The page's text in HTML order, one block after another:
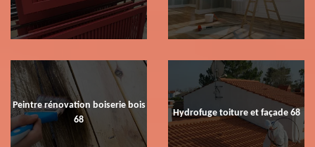
Peintre rénovation boiserie bois
68
Hydrofuge toiture et façade 68